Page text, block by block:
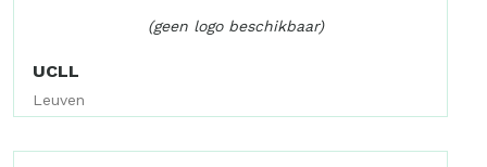
(geen logo beschikbaar)
UCLL
Leuven